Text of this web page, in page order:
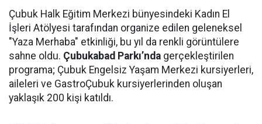
Çubuk Halk Eğitim Merkezi bünyesindeki Kadın El
İşleri Atölyesi tarafından organize edilen geleneksel
"Yaza Merhaba" etkinliği, bu yıl da renkli görüntülere
sahne oldu. Çubukabad Parkı’nda gerçekleştirilen
programa; Çubuk Engelsiz Yaşam Merkezi kursiyerleri,
aileleri ve GastroÇubuk kursiyerlerinden oluşan
yaklaşık 200 kişi katıldı.